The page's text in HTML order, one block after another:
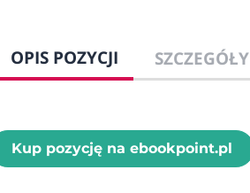
OPIS POZYCJI SZCZEGÓŁY
Kup pozycję na ebookpoint.pl